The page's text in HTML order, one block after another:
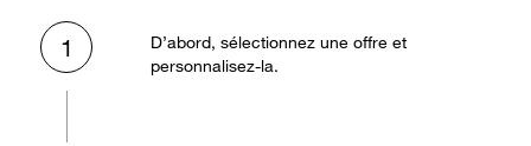
1
D’abord, sélectionnez une offre et
personnalisez-la.